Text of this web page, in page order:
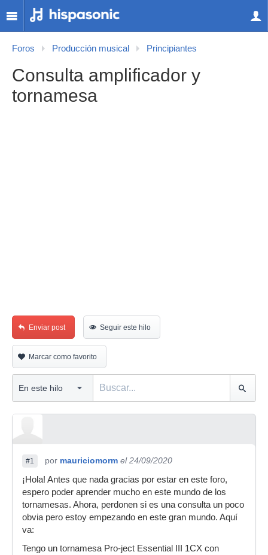
Foros Producción musical Principiantes
Consulta amplificador y
tornamesa
Enviar post Seguir este hilo
Marcar como favorito
#1 por mauriciomorm el 24/09/2020
¡Hola! Antes que nada gracias por estar en este foro,
espero poder aprender mucho en este mundo de los
tornamesas. Ahora, perdonen si es una consulta un poco
obvia pero estoy empezando en este gran mundo. Aquí
va:
Tengo un tornamesa Pro-ject Essential III 1CX con